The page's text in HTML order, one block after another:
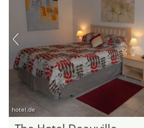
hotel.de